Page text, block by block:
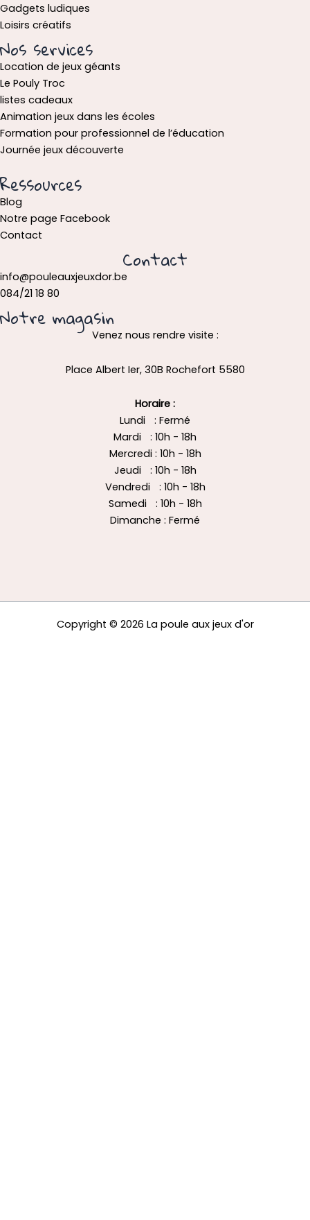
Gadgets ludiques
Loisirs créatifs
Nos services
Location de jeux géants
Le Pouly Troc
listes cadeaux
Animation jeux dans les écoles
Formation pour professionnel de l’éducation
Journée jeux découverte
Ressources
Blog
Notre page Facebook
Contact
Contact
info@pouleauxjeuxdor.be
084/21 18 80
Notre magasin
Venez nous rendre visite :
Place Albert Ier, 30B Rochefort 5580
Horaire :
Lundi : Fermé
Mardi : 10h - 18h
Mercredi : 10h - 18h
Jeudi : 10h - 18h
Vendredi : 10h - 18h
Samedi : 10h - 18h
Dimanche : Fermé
Copyright © 2026 La poule aux jeux d'or